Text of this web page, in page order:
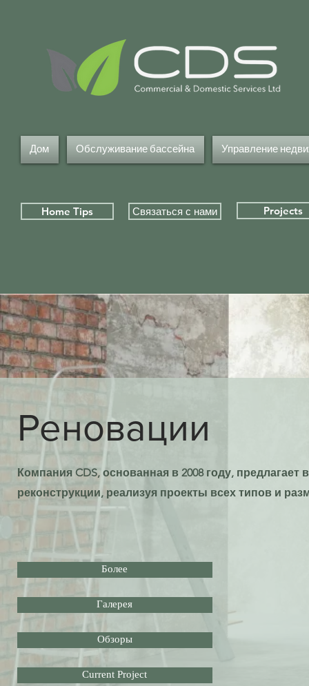
Дом Обслуживание бассейна Управление
Home Tips Связаться с нами Projects
Реновации
Компания CDS, основанная в 2008 году, предлагает
реконструкции, реализуя проекты всех типов и
Более
Галерея
Обзоры
Current Project